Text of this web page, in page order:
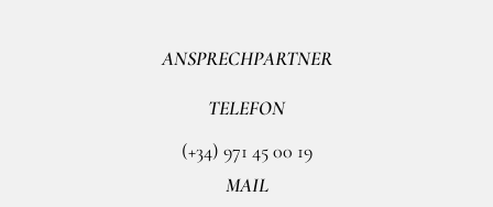
ANSPRECHPARTNER
TELEFON
(+34) 971 45 00 19
MAIL